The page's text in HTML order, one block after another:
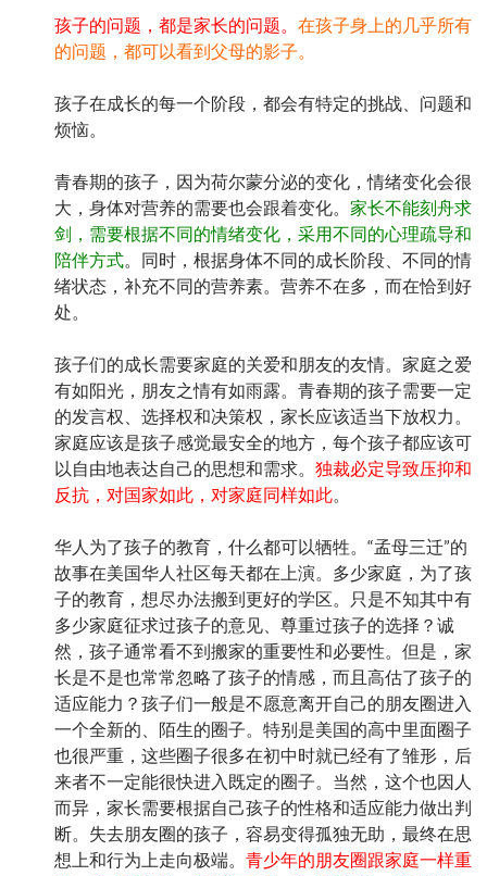
孩子的问题，都是家长的问题。 在孩子身上的几乎所有
的问题，都可以看到父母的影子。
孩子在成长的每一个阶段，都会有特定的挑战、问题和
烦恼。
青春期的孩子，因为荷尔蒙分泌的变化，情绪变化会很
大，身体对营养的需要也会跟着变化。 家长不能刻舟求
剑，需要根据不同的情绪变化，采用不同的心理疏导和
陪伴方式。同时，根据身体不同的成长阶段、不同的情
绪状态，补充不同的营养素。营养不在多，而在恰到好
处。
孩子们的成长需要家庭的关爱和朋友的友情。家庭之爱
有如阳光，朋友之情有如雨露。青春期的孩子需要一定
的发言权、选择权和决策权，家长应该适当下放权力。
家庭应该是孩子感觉最安全的地方，每个孩子都应该可
以自由地表达自己的思想和需求。 独裁必定导致压抑和
反抗，对国家如此，对家庭同样如此。
华人为了孩子的教育，什么都可以牺牲。“孟母三迁”的
故事在美国华人社区每天都在上演。多少家庭，为了孩
子的教育，想尽办法搬到更好的学区。只是不知其中有
多少家庭征求过孩子的意见、尊重过孩子的选择？诚
然，孩子通常看不到搬家的重要性和必要性。但是，家
长是不是也常常忽略了孩子的情感，而且高估了孩子的
适应能力？孩子们一般是不愿意离开自己的朋友圈进入
一个全新的、陌生的圈子。特别是美国的高中里面圈子
也很严重，这些圈子很多在初中时就已经有了雏形，后
来者不一定能很快进入既定的圈子。当然，这个也因人
而异，家长需要根据自己孩子的性格和适应能力做出判
断。失去朋友圈的孩子，容易变得孤独无助，最终在思
想上和行为上走向极端。 青少年的朋友圈跟家庭一样重